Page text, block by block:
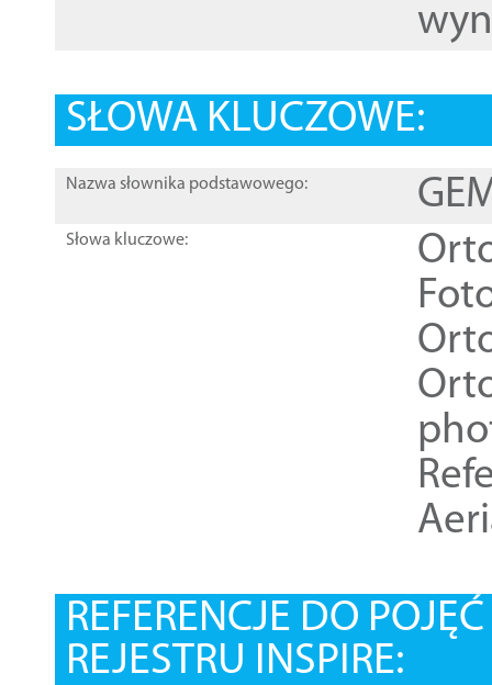
SŁOWA KLUCZOWE:
Nazwa słownika podstawowego:
Słowa kluczowe:
REFERENCJE DO
REJESTRU INSPIRE: